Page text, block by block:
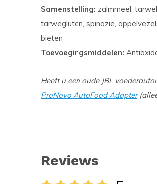
Samenstelling: zalmmeel,
tarwegluten, spinazie,
bieten
Toevoegingsmiddelen:
Heeft u een oude JBL
ProNovo AutoFood Adapter
Reviews